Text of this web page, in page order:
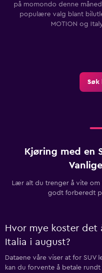
på momondo denne
populære valg blant
MOTION og
Søk
Kjøring med en
Lær alt du trenger å vite om
godt forberedt
Hvor mye koster det
Italia i august?
Dataene våre viser at for SUV
kan du forvente å betale